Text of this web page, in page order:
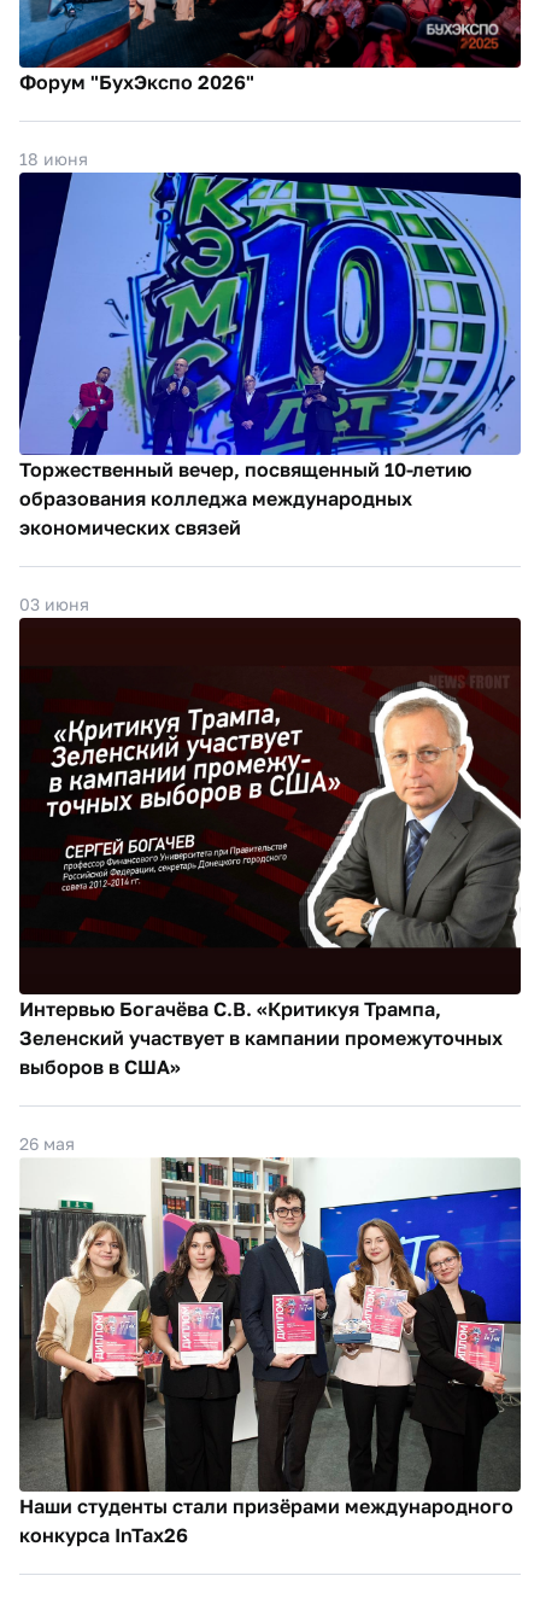
Форум "БухЭкспо 2026"
18 июня
Торжественный вечер, посвященный 10-летию
образования колледжа международных
экономических связей
03 июня
Интервью Богачёва С.В. «Критикуя Трампа,
Зеленский участвует в кампании промежуточных
выборов в США»
26 мая
Наши студенты стали призёрами международного
конкурса InTax26